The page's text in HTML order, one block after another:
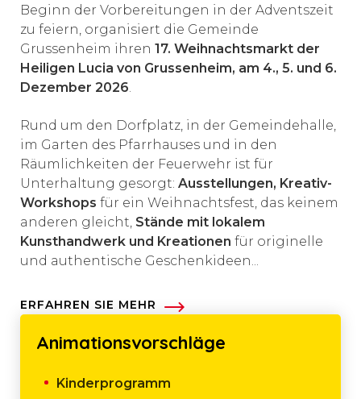
Beginn der Vorbereitungen in der Adventszeit
zu feiern, organisiert die Gemeinde
Grussenheim ihren 17. Weihnachtsmarkt der
Heiligen Lucia von Grussenheim, am 4., 5. und 6.
Dezember 2026.
Rund um den Dorfplatz, in der Gemeindehalle,
im Garten des Pfarrhauses und in den
Räumlichkeiten der Feuerwehr ist für
Unterhaltung gesorgt: Ausstellungen, Kreativ-
Workshops für ein Weihnachtsfest, das keinem
anderen gleicht, Stände mit lokalem
Kunsthandwerk und Kreationen für originelle
und authentische Geschenkideen...
ERFAHREN SIE MEHR
Animationsvorschläge
Kinderprogramm